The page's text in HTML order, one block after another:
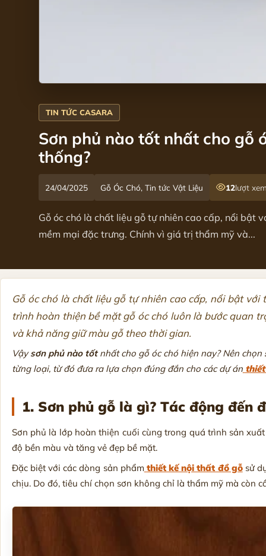
Sơn phủ nào tốt nhất cho gỗ
thống?
24/04/2025 Gỗ Óc Chó, Tin tức Vật Liệu 12lượt
Gỗ óc chó là chất liệu gỗ tự nhiên cao cấp, nổi bật
mềm mại đặc trưng. Chính vì giá trị thẩm mỹ và...
Gỗ óc chó là chất liệu gỗ tự nhiên cao cấp, nổi bật
trình hoàn thiện bề mặt gỗ óc chó luôn là bước quan
và khả năng giữ màu gỗ theo thời gian.
Vậysơn phủ nào tốtnhất cho gỗ óc chó hiện nay? Nên chọn
từng loại, từ đó đưa ra lựa chọn đúng đắn cho các dự án
1. Sơn phủ gỗ là gì? Tác động đến
Sơn phủ là lớp hoàn thiện cuối cùng trong quá trình sản
độ bền màu và tăng vẻ đẹp bề mặt.
Đặc biệt với các dòng sản phẩm thiết kế nội thất đồ gỗsử
chịu. Do đó, tiêu chí chọn sơn không chỉ là thẩm mỹ mà còn